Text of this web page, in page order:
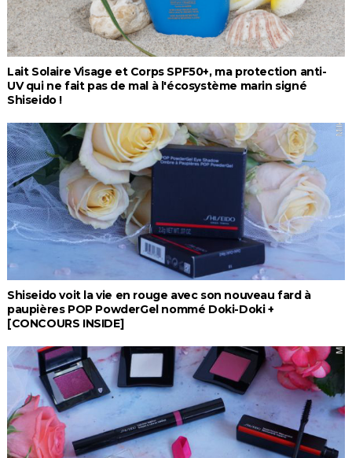
Lait Solaire Visage et Corps SPF50+, ma protection anti-
UV qui ne fait pas de mal à l'écosystème marin signé
Shiseido !
Shiseido voit la vie en rouge avec son nouveau fard à
paupières POP PowderGel nommé Doki-Doki +
[CONCOURS INSIDE]